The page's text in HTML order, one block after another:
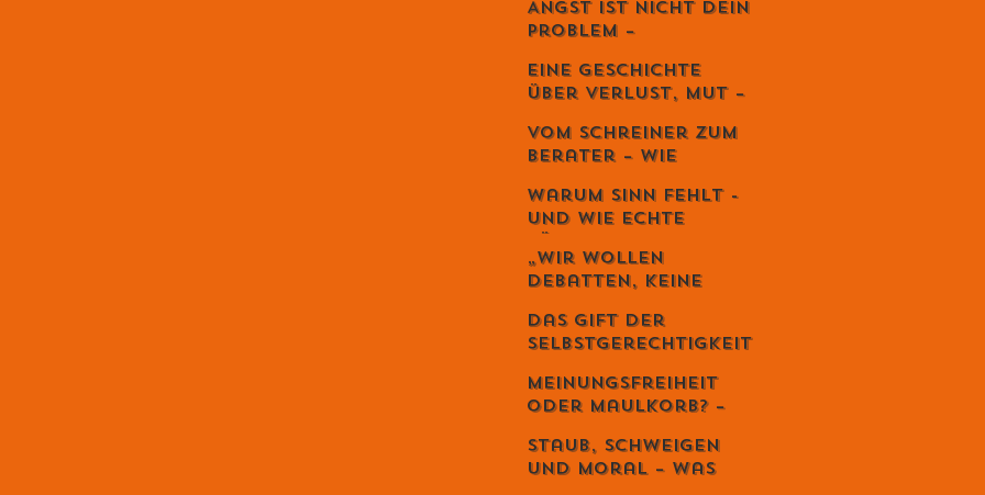
Kunst der
lebendigen Balance
Angst ist nicht dein
Problem –
zerstört dein
Leben.
Eine Geschichte
über Verlust, Mut –
unglaubliche
Kraft,
weiterzugehen.
Vom Schreiner zum
Berater – Wie
Menschen wirklich
reicher macht
Warum Sinn fehlt -
und wie echte
zurückbringt
„Wir wollen
Debatten, keine
Gracia übernimmt
den Schweizer
Monat
Das Gift der
Selbstgerechtigkeit
es zu entgiften
Meinungsfreiheit
oder Maulkorb? –
auf Diskriminierung
die wahre Freiheit
Staub, Schweigen
und Moral – was